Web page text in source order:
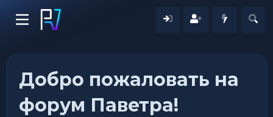
Добро пожаловать на
форум Паветра!